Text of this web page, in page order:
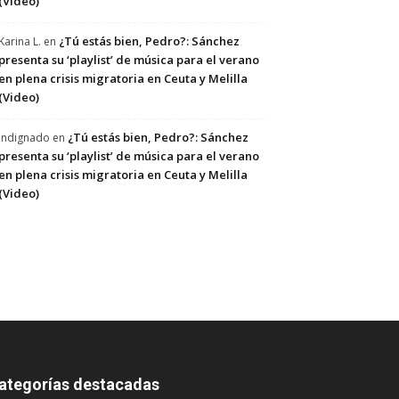
L. en ¿Tú estás bien, Pedro?: Sánchez
su ‘playlist’ de música para el verano
plena crisis migratoria en Ceuta y Melilla
en ¿Tú estás bien, Pedro?: Sánchez
su ‘playlist’ de música para el verano
plena crisis migratoria en Ceuta y Melilla
destacadas